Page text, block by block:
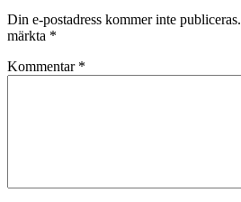
Din e-postadress kommer inte publiceras.
märkta *
Kommentar *